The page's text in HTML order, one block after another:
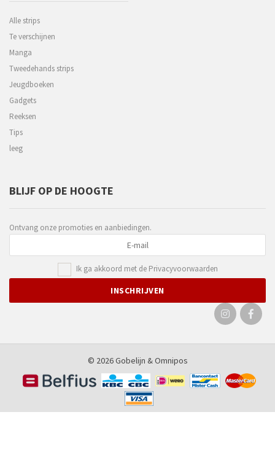
Alle strips
Te verschijnen
Manga
Tweedehands strips
Jeugdboeken
Gadgets
Reeksen
Tips
leeg
BLIJF OP DE HOOGTE
Ontvang onze promoties en aanbiedingen.
Ik ga akkoord met de Privacyvoorwaarden
© 2026 Gobelijn &Omnipos